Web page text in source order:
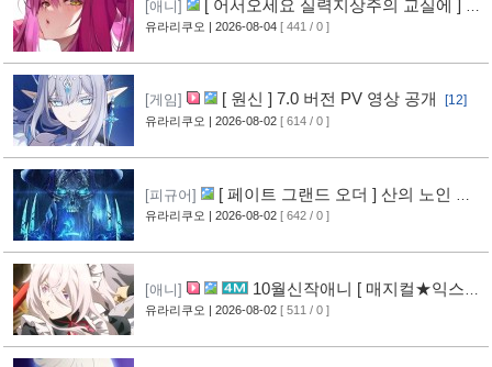
[애니]
[ 어서오세요 실력지상주의 교실에 ] 블
루레이 VOL.2 표지 공개 [7]
유라리쿠오 | 2026-08-04 [ 441 / 0 ]
[게임] [ 원신 ] 7.0 버전 PV 영상 공개 [12]
유라리쿠오 | 2026-08-02 [ 614 / 0 ]
[피규어]
[ 페이트 그랜드 오더 ] 산의 노인 신
작 피규어 공개 [16]
유라리쿠오 | 2026-08-02 [ 642 / 0 ]
[애니]
10월신작애니 [ 매지컬★익스플
로러 ] PV 영상 공개 [11]
유라리쿠오 | 2026-08-02 [ 511 / 0 ]